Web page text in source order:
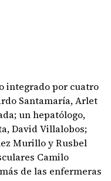
integrado por cuatro
Santamaría, Arlet
un hepatólogo,
David Villalobos;
Murillo y Rusbel
Camilo
de las enfermeras